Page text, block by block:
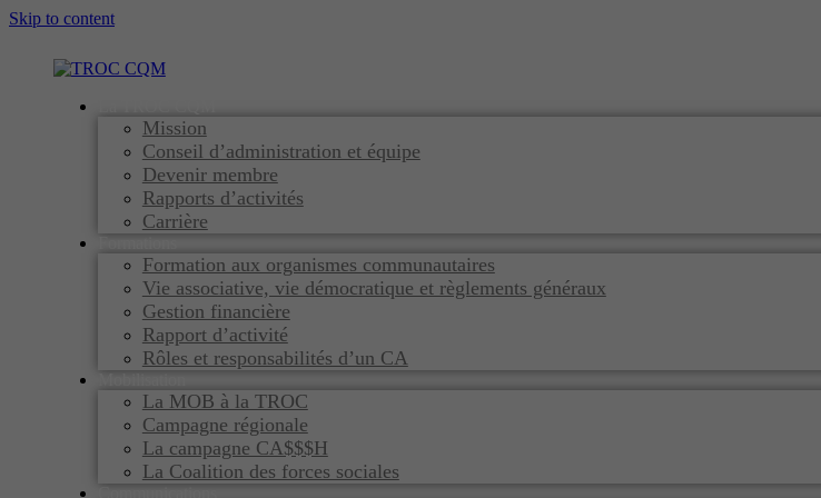
Skip to content
Mission
Conseil d’administration et équipe
Devenir membre
Rapports d’activités
Carrière
Formation aux organismes communautaires
Vie associative, vie démocratique et règlements généraux
Gestion financière
Rapport d’activité
Rôles et responsabilités d’un CA
La MOB à la TROC
Campagne régionale
La campagne CA$$$H
La Coalition des forces sociales